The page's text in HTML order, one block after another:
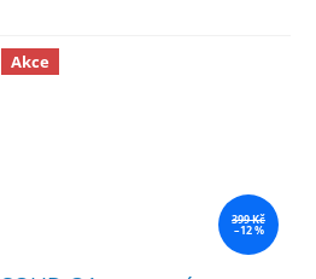
Akce
399 Kč
–12 %